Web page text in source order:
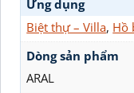
Ứng dụng
Biệt thự – Villa, Hồ
Dòng sản phẩm
ARAL